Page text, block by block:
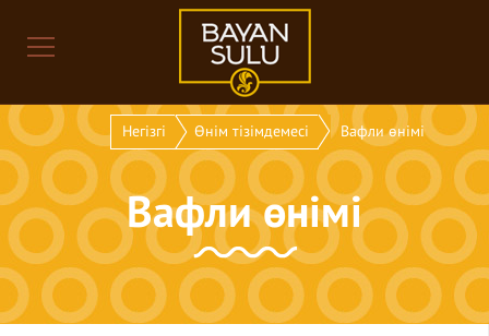
Негізгі Өнім тізімдемесі Вафли өнімі
Вафли өнімі